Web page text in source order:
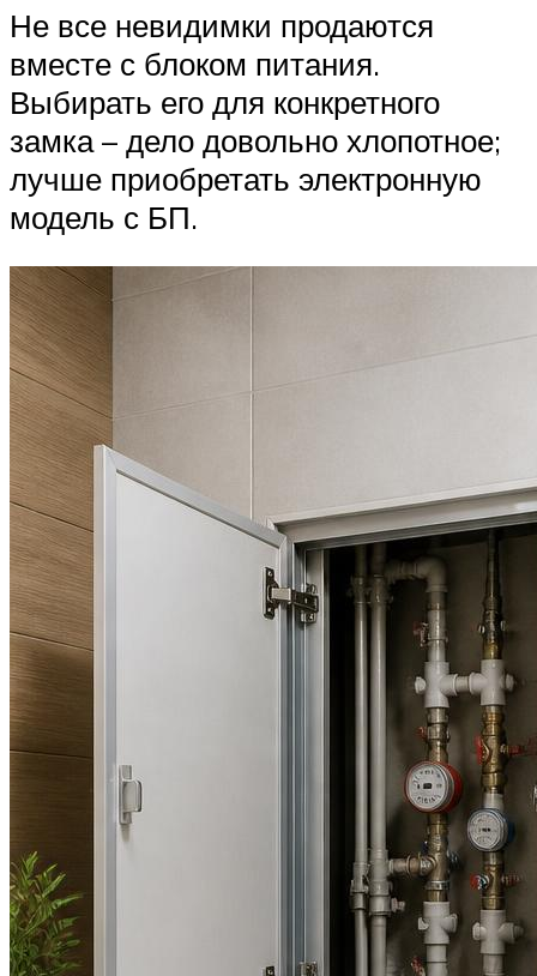
Не все невидимки продаются
вместе с блоком питания.
Выбирать его для конкретного
замка – дело довольно хлопотное;
лучше приобретать электронную
модель с БП.